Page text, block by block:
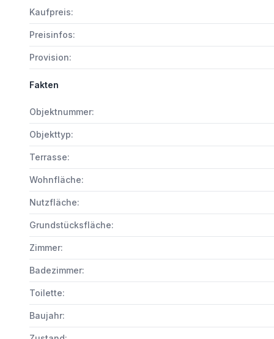
Kaufpreis:
Preisinfos:
Provision:
Fakten
Objektnummer:
Objekttyp:
Terrasse:
Wohnfläche:
Nutzfläche:
Grundstücksfläche:
Zimmer:
Badezimmer:
Toilette:
Baujahr: